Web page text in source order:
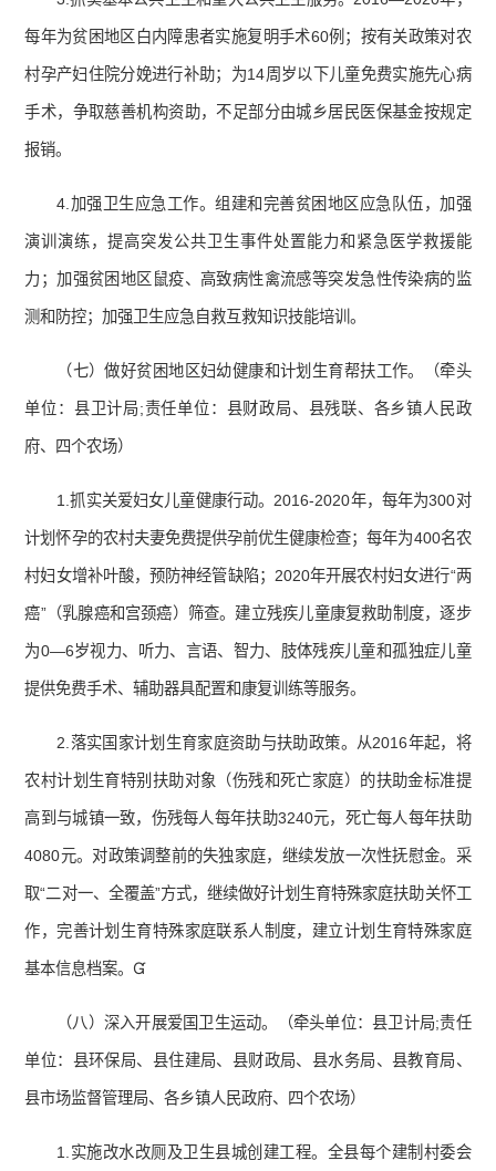
每年为贫困地区白内障患者实施复明手术60例；按有关政策对农
村孕产妇住院分娩进行补助；为14周岁以下儿童免费实施先心病
手术，争取慈善机构资助，不足部分由城乡居民医保基金按规定
报销。
4.加强卫生应急工作。组建和完善贫困地区应急队伍，加强
演训演练，提高突发公共卫生事件处置能力和紧急医学救援能
力；加强贫困地区鼠疫、高致病性禽流感等突发急性传染病的监
测和防控；加强卫生应急自救互救知识技能培训。
（七）做好贫困地区妇幼健康和计划生育帮扶工作。（牵头
单位：县卫计局;责任单位：县财政局、县残联、各乡镇人民政
府、四个农场）
1.抓实关爱妇女儿童健康行动。2016-2020年，每年为300对
计划怀孕的农村夫妻免费提供孕前优生健康检查；每年为400名农
村妇女增补叶酸，预防神经管缺陷；2020年开展农村妇女进行“两
癌”（乳腺癌和宫颈癌）筛查。建立残疾儿童康复救助制度，逐步
为0―6岁视力、听力、言语、智力、肢体残疾儿童和孤独症儿童
提供免费手术、辅助器具配置和康复训练等服务。
2.落实国家计划生育家庭资助与扶助政策。从2016年起，将
农村计划生育特别扶助对象（伤残和死亡家庭）的扶助金标准提
高到与城镇一致，伤残每人每年扶助3240元，死亡每人每年扶助
4080元。对政策调整前的失独家庭，继续发放一次性抚慰金。采
取“二对一、全覆盖”方式，继续做好计划生育特殊家庭扶助关怀工
作，完善计划生育特殊家庭联系人制度，建立计划生育特殊家庭
基本信息档案。
（八）深入开展爱国卫生运动。（牵头单位：县卫计局;责任
单位：县环保局、县住建局、县财政局、县水务局、县教育局、
县市场监督管理局、各乡镇人民政府、四个农场）
1.实施改水改厕及卫生县城创建工程。全县每个建制村委会